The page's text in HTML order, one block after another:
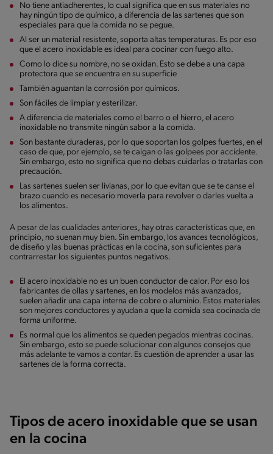
No tiene antiadherentes, lo cual significa que en sus materiales no
hay ningún tipo de químico, a diferencia de las sartenes que son
especiales para que la comida no se pegue.
Al ser un material resistente, soporta altas temperaturas. Es por eso
que el acero inoxidable es ideal para cocinar con fuego alto.
Como lo dice su nombre, no se oxidan. Esto se debe a una capa
protectora que se encuentra en su superficie
También aguantan la corrosión por químicos.
Son fáciles de limpiar y esterilizar.
A diferencia de materiales como el barro o el hierro, el acero
inoxidable no transmite ningún sabor a la comida.
Son bastante duraderas, por lo que soportan los golpes fuertes, en el
caso de que, por ejemplo, se te caigan o las golpees por accidente.
Sin embargo, esto no significa que no debas cuidarlas o tratarlas con
precaución.
Las sartenes suelen ser livianas, por lo que evitan que se te canse el
brazo cuando es necesario moverla para revolver o darles vuelta a
los alimentos.
A pesar de las cualidades anteriores, hay otras características que, en
principio, no suenan muy bien. Sin embargo, los avances tecnológicos,
de diseño y las buenas prácticas en la cocina, son suficientes para
contrarrestar los siguientes puntos negativos.
El acero inoxidable no es un buen conductor de calor. Por eso los
fabricantes de ollas y sartenes, en los modelos más avanzados,
suelen añadir una capa interna de cobre o aluminio. Estos materiales
son mejores conductores y ayudan a que la comida sea cocinada de
forma uniforme.
Es normal que los alimentos se queden pegados mientras cocinas.
Sin embargo, esto se puede solucionar con algunos consejos que
más adelante te vamos a contar. Es cuestión de aprender a usar las
sartenes de la forma correcta.
Tipos de acero inoxidable que se usan
en la cocina